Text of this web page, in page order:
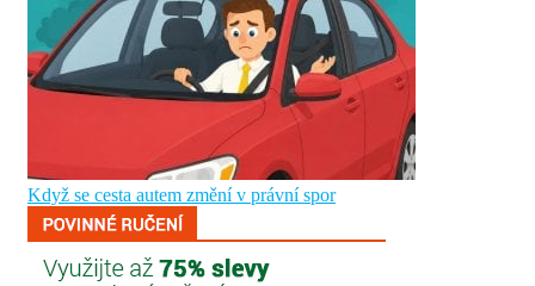
Když se cesta autem změní v právní spor